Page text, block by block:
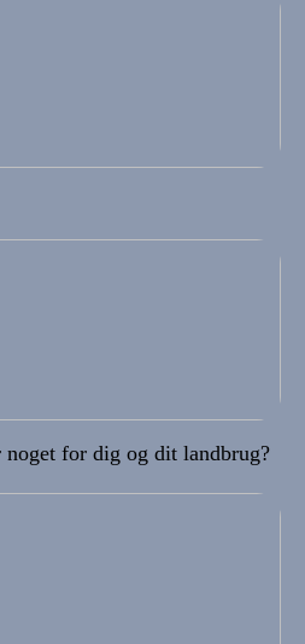
for dig og dit landbrug?